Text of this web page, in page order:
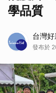
學品質
台灣
發布於